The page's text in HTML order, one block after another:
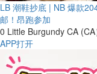
LB 潮鞋抄底 | NB 爆款
邮！昂跑参加
0 Little Burgundy CA (CA
APP打开